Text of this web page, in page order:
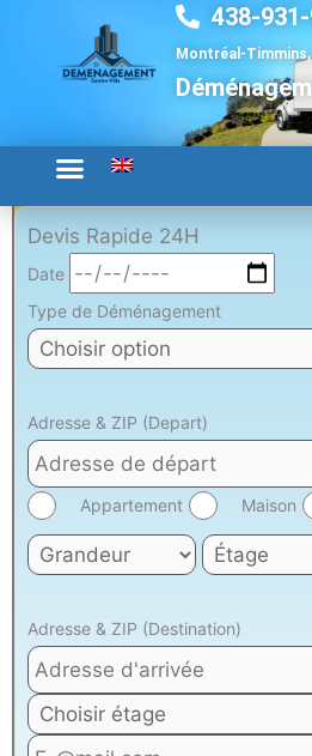
contenu
438-
Montréal-Timmins,
Devis Rapide 24H
Date
Type de Déménagement
Adresse & ZIP (Depart)
Appartement Maison
Adresse & ZIP (Destination)